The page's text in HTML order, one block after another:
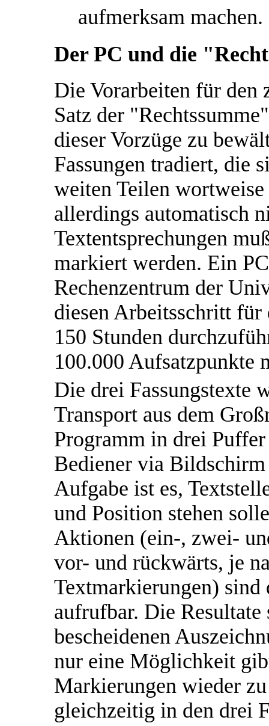
aufmerksam machen.
Der PC und die
Die Vorarbeiten für den
Satz der
dieser Vorzüge zu
Fassungen tradiert, die
weiten Teilen
allerdings automatisch
Textentsprechungen
markiert werden. Ein
Rechenzentrum der
diesen Arbeitsschritt
150 Stunden
100.000 Aufsatzpunkte
Die drei Fassungstexte
Transport aus dem
Programm in drei
Bediener via
Aufgabe ist es,
und Position stehen
Aktionen (ein-, zwei-
vor- und rückwärts, je
Textmarkierungen) sind
aufrufbar. Die
bescheidenen
nur eine Möglichkeit
Markierungen wieder
gleichzeitig in den drei